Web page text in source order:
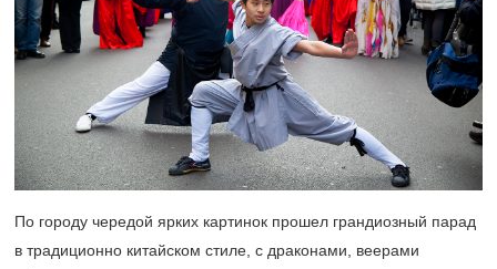
По городу чередой ярких картинок прошел грандиозный парад
в традиционно китайском стиле, с драконами, веерами